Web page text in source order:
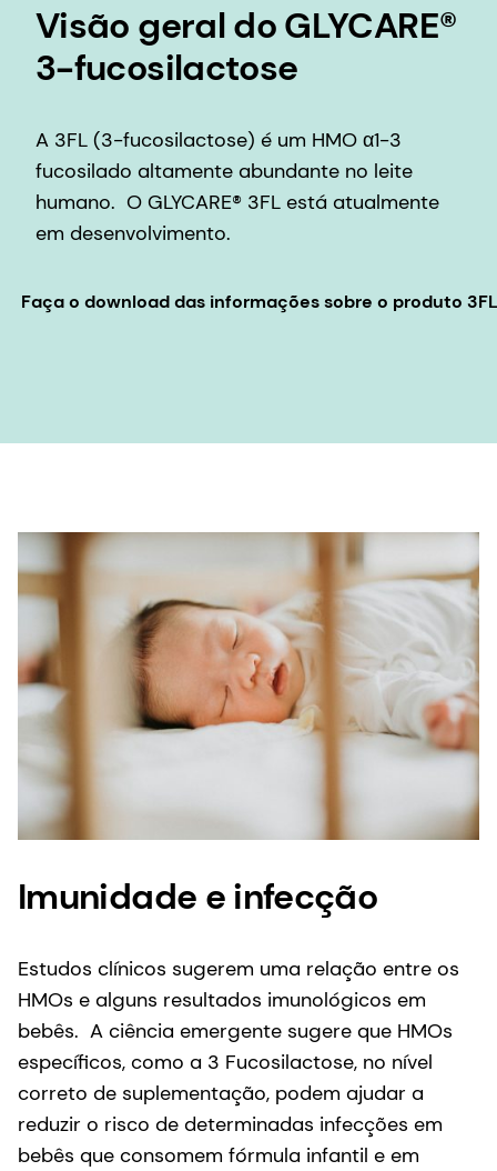
Visão geral do GLYCARE®
3-fucosilactose
A 3FL (3-fucosilactose) é um HMO α1-3
fucosilado altamente abundante no leite
humano. O GLYCARE® 3FL está atualmente
em desenvolvimento.
Faça o download das informações sobre o produto 3FL
Imunidade e infecção
Estudos clínicos sugerem uma relação entre os
HMOs e alguns resultados imunológicos em
bebês. A ciência emergente sugere que HMOs
específicos, como a 3 Fucosilactose, no nível
correto de suplementação, podem ajudar a
reduzir o risco de determinadas infecções em
bebês que consomem fórmula infantil e em